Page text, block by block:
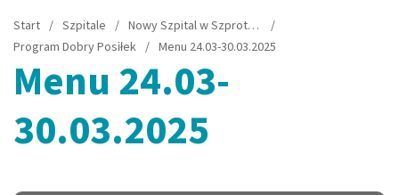
Start / Szpitale / Nowy Szpital w Szprotawie
/
Program Dobry Posiłek / Menu 24.03-30.03.2025
Menu 24.03-
30.03.2025